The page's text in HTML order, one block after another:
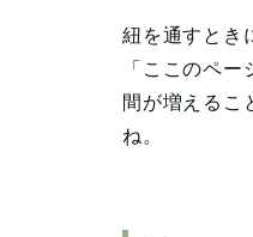
紐を通すとき
「ここのペ
間が増えるこ
ね。